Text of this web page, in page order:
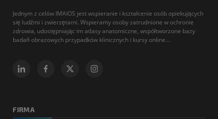
Jednym z celów IMAIOS jest wspieranie i kształcenie osób opiekujących
się ludźmi i zwierzętami. Wspieramy osoby zatrudnione w ochronie
zdrowia, udostępniając im atlasy anatomiczne, współtworzone bazy
badań obrazowych przypadków klinicznych i kursy online...
FIRMA